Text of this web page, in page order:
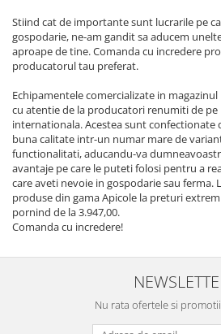
Casa si Gradina
Curatare pavaj
Echipamente pentru atelier
Grill-uri si gratare
Lopeti pentru zapada
Unelte pentru gradina
Drujbe
Accesorii drujbe
Drujbe cu acumulator
Drujbe electrice
Suflanta pentru frunze
Scule de mana
Diverse scule de mana
Scripeti si macarale
Scule multifuncționale
Telemetre Digitale
Topoare
Aparate de sudura
Accesorii aparate sudura
Aparate de sudura cu plasma
Invertoare sudura - IGBT / MMA
Stiind cat de importante sunt lucrarile pe
gospodarie, ne-am gandit sa aducem
aproape de tine. Comanda cu incredere
producatorul tau preferat.
Echipamentele comercializate in
cu atentie de la producatori renumiti de pe
internationala. Acestea sunt confectionate
buna calitate intr-un numar mare de
functionalitati, aducandu-va
avantaje pe care le puteti folosi pentru a
care aveti nevoie in gospodarie sau ferma.
produse din gama Apicole la preturi
pornind de la 3.947,00.
Comanda cu incredere!
Nu rata ofertele si